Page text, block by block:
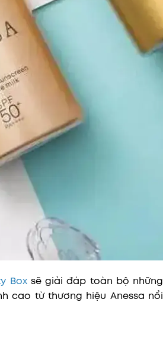
Boxsẽ giải đáp toàn bộ những
cao từ thương hiệu Anessa nổi